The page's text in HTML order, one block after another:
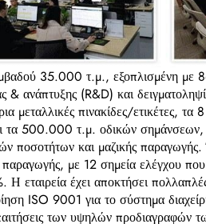
35.000 τ.μ., εξοπλισμένη με
& ανάπτυξης (R&D) και
μεταλλικές πινακίδες/ετικέτες, τα
500.000 τ.μ. οδικών σημάνσεων,
ποσοτήτων και μαζικής παραγωγής.
με 12 σημεία ελέγχου
εταιρεία έχει αποκτήσει
ISO 9001 για το σύστημα
των υψηλών προδιαγραφών